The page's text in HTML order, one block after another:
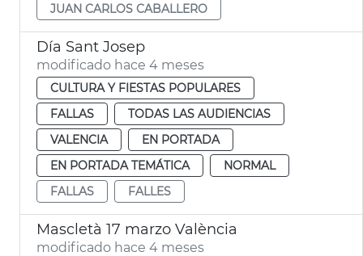
JUAN CARLOS CABALLERO
Día Sant Josep
modificado hace 4 meses
CULTURA Y FIESTAS POPULARES
FALLAS
TODAS LAS AUDIENCIAS
VALENCIA
EN PORTADA
EN PORTADA TEMÁTICA
NORMAL
FALLAS
FALLES
Mascletà 17 marzo València
modificado hace 4 meses